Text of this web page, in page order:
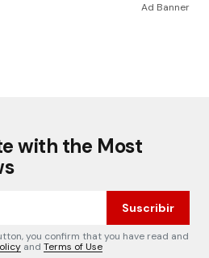
Ad Banner
with the Most
Suscribir
you confirm that you have read and
and Terms of Use